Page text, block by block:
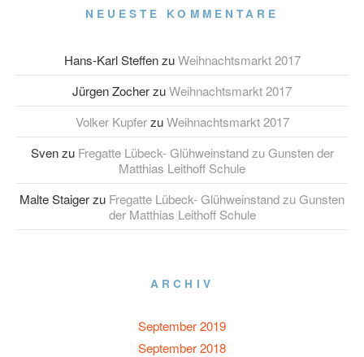
NEUESTE KOMMENTARE
Hans-Karl SteffenzuWeihnachtsmarkt 2017
Jürgen ZocherzuWeihnachtsmarkt 2017
Volker KupferzuWeihnachtsmarkt 2017
Svenzu Fregatte Lübeck- Glühweinstand zu Gunsten der
Matthias Leithoff Schule
Malte Staigerzu Fregatte Lübeck- Glühweinstand zu Gunsten
der Matthias Leithoff Schule
ARCHIV
September 2019
September 2018